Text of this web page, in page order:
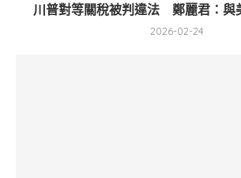
川普對等關稅被判違法 鄭麗君：與
2026-02-24